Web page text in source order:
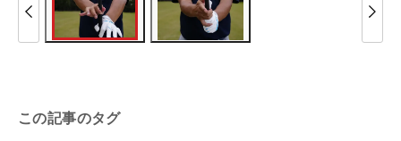
この記事のタグ